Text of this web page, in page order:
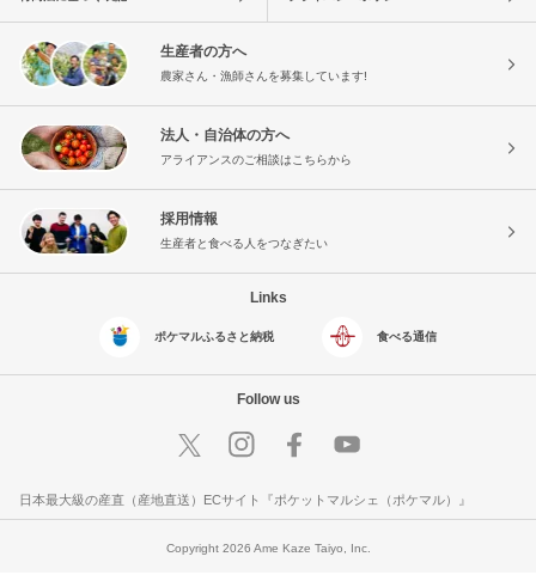
生産者の方へ
農家さん・漁師さんを募集しています!
法人・自治体の方へ
アライアンスのご相談はこちらから
採用情報
生産者と食べる人をつなぎたい
Links
ポケマルふるさと納税 食べる通信
Follow us
日本最大級の産直（産地直送）ECサイト『ポケットマルシェ（ポケマル）』
Copyright 2026 Ame Kaze Taiyo, Inc.